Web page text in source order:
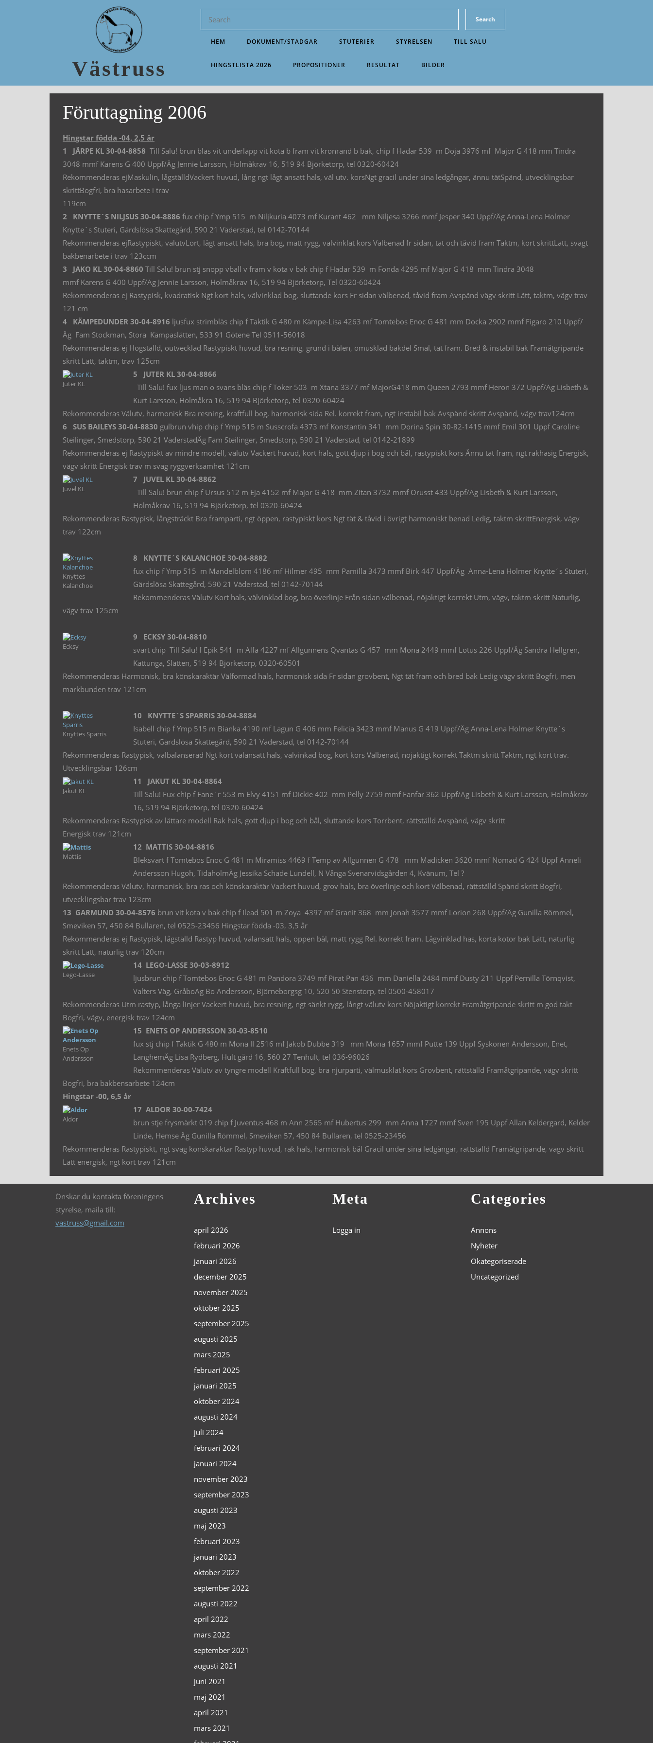
Västruss
HEM DOKUMENT/STADGAR STUTERIER STYRELSEN TILL SALU
HINGSTLISTA 2026 PROPOSITIONER RESULTAT BILDER
Föruttagning 2006
Hingstar födda -04, 2,5 år
1 JÄRPE KL 30-04-8858 Till Salu! brun bläs vit underläpp vit kota b fram vit kronrand b bak, chip f Hadar 539 m Doja 3976 mf Major G 418 mm Tindra
3048 mmf Karens G 400 Uppf/Äg Jennie Larsson, Holmåkrav 16, 519 94 Björketorp, tel 0320-60424
Rekommenderas ejMaskulin, lågställdVackert huvud, lång ngt lågt ansatt hals, väl utv. korsNgt gracil under sina ledgångar, ännu tätSpänd, utvecklingsbar
skrittBogfri, bra hasarbete i trav
119cm
2 KNYTTE´S NILJSUS 30-04-8886 fux chip f Ymp 515 m Niljkuria 4073 mf Kurant 462 mm Niljesa 3266 mmf Jesper 340 Uppf/Äg Anna-Lena Holmer
Knytte´s Stuteri, Gärdslösa Skattegård, 590 21 Väderstad, tel 0142-70144
Rekommenderas ejRastypiskt, välutvLort, lågt ansatt hals, bra bog, matt rygg, välvinklat kors Välbenad fr sidan, tät och tåvid fram Taktm, kort skrittLätt, svagt
bakbenarbete i trav 123ccm
3 JAKO KL 30-04-8860 Till Salu! brun stj snopp vball v fram v kota v bak chip f Hadar 539 m Fonda 4295 mf Major G 418 mm Tindra 3048
mmf Karens G 400 Uppf/Äg Jennie Larsson, Holmåkrav 16, 519 94 Björketorp, Tel 0320-60424
Rekommenderas ej Rastypisk, kvadratisk Ngt kort hals, välvinklad bog, sluttande kors Fr sidan välbenad, tåvid fram Avspänd vägv skritt Lätt, taktm, vägv trav
121 cm
4 KÄMPEDUNDER 30-04-8916 ljusfux strimbläs chip f Taktik G 480 m Kämpe-Lisa 4263 mf Tomtebos Enoc G 481 mm Docka 2902 mmf Figaro 210 Uppf/
Äg Fam Stockman, Stora Kämpaslätten, 533 91 Götene Tel 0511-56018
Rekommenderas ej Högställd, outvecklad Rastypiskt huvud, bra resning, grund i bålen, omusklad bakdel Smal, tät fram. Bred & instabil bak Framåtgripande
skritt Lätt, taktm, trav 125cm
Juter KL
5 JUTER KL 30-04-8866
Till Salu! fux ljus man o svans bläs chip f Toker 503 m Xtana 3377 mf MajorG418 mm Queen 2793 mmf Heron 372 Uppf/Äg Lisbeth &
Kurt Larsson, Holmåkra 16, 519 94 Björketorp, tel 0320-60424
Rekommenderas Välutv, harmonisk Bra resning, kraftfull bog, harmonisk sida Rel. korrekt fram, ngt instabil bak Avspänd skritt Avspänd, vägv trav124cm
6 SUS BAILEYS 30-04-8830 gulbrun vhip chip f Ymp 515 m Susscrofa 4373 mf Konstantin 341 mm Dorina Spin 30-82-1415 mmf Emil 301 Uppf Caroline
Steilinger, Smedstorp, 590 21 VäderstadÄg Fam Steilinger, Smedstorp, 590 21 Väderstad, tel 0142-21899
Rekommenderas ej Rastypiskt av mindre modell, välutv Vackert huvud, kort hals, gott djup i bog och bål, rastypiskt kors Ännu tät fram, ngt rakhasig Energisk,
vägv skritt Energisk trav m svag ryggverksamhet 121cm
Juvel KL
7 JUVEL KL 30-04-8862
Till Salu! brun chip f Ursus 512 m Eja 4152 mf Major G 418 mm Zitan 3732 mmf Orusst 433 Uppf/Äg Lisbeth & Kurt Larsson,
Holmåkrav 16, 519 94 Björketorp, tel 0320-60424
Rekommenderas Rastypisk, långsträckt Bra framparti, ngt öppen, rastypiskt kors Ngt tät & tåvid i övrigt harmoniskt benad Ledig, taktm skrittEnergisk, vägv
trav 122cm
Knyttes
Kalanchoe
8 KNYTTE´S KALANCHOE 30-04-8882
fux chip f Ymp 515 m Mandelblom 4186 mf Hilmer 495 mm Pamilla 3473 mmf Birk 447 Uppf/Äg Anna-Lena Holmer Knytte´s Stuteri,
Gärdslösa Skattegård, 590 21 Väderstad, tel 0142-70144
Rekommenderas Välutv Kort hals, välvinklad bog, bra överlinje Från sidan välbenad, nöjaktigt korrekt Utm, vägv, taktm skritt Naturlig,
vägv trav 125cm
Ecksy
9 ECKSY 30-04-8810
svart chip Till Salu! f Epik 541 m Alfa 4227 mf Allgunnens Qvantas G 457 mm Mona 2449 mmf Lotus 226 Uppf/Äg Sandra Hellgren,
Kattunga, Slätten, 519 94 Björketorp, 0320-60501
Rekommenderas Harmonisk, bra könskaraktär Välformad hals, harmonisk sida Fr sidan grovbent, Ngt tät fram och bred bak Ledig vägv skritt Bogfri, men
markbunden trav 121cm
Knyttes Sparris
10 KNYTTE´S SPARRIS 30-04-8884
Isabell chip f Ymp 515 m Bianka 4190 mf Lagun G 406 mm Felicia 3423 mmf Manus G 419 Uppf/Äg Anna-Lena Holmer Knytte´s
Stuteri, Gärdslösa Skattegård, 590 21 Väderstad, tel 0142-70144
Rekommenderas Rastypisk, välbalanserad Ngt kort välansatt hals, välvinkad bog, kort kors Välbenad, nöjaktigt korrekt Taktm skritt Taktm, ngt kort trav.
Utvecklingsbar 126cm
Jakut KL
11 JAKUT KL 30-04-8864
Till Salu! Fux chip f Fane´r 553 m Elvy 4151 mf Dickie 402 mm Pelly 2759 mmf Fanfar 362 Uppf/Äg Lisbeth & Kurt Larsson, Holmåkrav
16, 519 94 Björketorp, tel 0320-60424
Rekommenderas Rastypisk av lättare modell Rak hals, gott djup i bog och bål, sluttande kors Torrbent, rättställd Avspänd, vägv skritt
Energisk trav 121cm
Mattis
12 MATTIS 30-04-8816
Bleksvart f Tomtebos Enoc G 481 m Miramiss 4469 f Temp av Allgunnen G 478 mm Madicken 3620 mmf Nomad G 424 Uppf Anneli
Andersson Hugoh, TidaholmÄg Jessika Schade Lundell, N Vånga Svenarvidsgården 4, Kvänum, Tel ?
Rekommenderas Välutv, harmonisk, bra ras och könskaraktär Vackert huvud, grov hals, bra överlinje och kort Välbenad, rättställd Spänd skritt Bogfri,
utvecklingsbar trav 123cm
13 GARMUND 30-04-8576 brun vit kota v bak chip f Ilead 501 m Zoya 4397 mf Granit 368 mm Jonah 3577 mmf Lorion 268 Uppf/Äg Gunilla Römmel,
Smeviken 57, 450 84 Bullaren, tel 0525-23456 Hingstar födda -03, 3,5 år
Rekommenderas ej Rastypisk, lågställd Rastyp huvud, välansatt hals, öppen bål, matt rygg Rel. korrekt fram. Lågvinklad has, korta kotor bak Lätt, naturlig
skritt Lätt, naturlig trav 120cm
Lego-Lasse
14 LEGO-LASSE 30-03-8912
ljusbrun chip f Tomtebos Enoc G 481 m Pandora 3749 mf Pirat Pan 436 mm Daniella 2484 mmf Dusty 211 Uppf Pernilla Törnqvist,
Valters Väg, GråboÄg Bo Andersson, Björneborgsg 10, 520 50 Stenstorp, tel 0500-458017
Rekommenderas Utm rastyp, långa linjer Vackert huvud, bra resning, ngt sänkt rygg, långt välutv kors Nöjaktigt korrekt Framåtgripande skritt m god takt
Bogfri, vägv, energisk trav 124cm
Enets Op
Andersson
15 ENETS OP ANDERSSON 30-03-8510
fux stj chip f Taktik G 480 m Mona II 2516 mf Jakob Dubbe 319 mm Mona 1657 mmf Putte 139 Uppf Syskonen Andersson, Enet,
LänghemÄg Lisa Rydberg, Hult gård 16, 560 27 Tenhult, tel 036-96026
Rekommenderas Välutv av tyngre modell Kraftfull bog, bra njurparti, välmusklat kors Grovbent, rättställd Framåtgripande, vägv skritt
Bogfri, bra bakbensarbete 124cm
Hingstar -00, 6,5 år
Aldor
17 ALDOR 30-00-7424
brun stje frysmärkt 019 chip f Juventus 468 m Ann 2565 mf Hubertus 299 mm Anna 1727 mmf Sven 195 Uppf Allan Keldergard, Kelder
Linde, Hemse Äg Gunilla Römmel, Smeviken 57, 450 84 Bullaren, tel 0525-23456
Rekommenderas Rastypiskt, ngt svag könskaraktär Rastyp huvud, rak hals, harmonisk bål Gracil under sina ledgångar, rättställd Framåtgripande, vägv skritt
Lätt energisk, ngt kort trav 121cm
Önskar du kontakta föreningens
styrelse, maila till:
vastruss@gmail.com
Archives
april 2026
februari 2026
januari 2026
december 2025
november 2025
oktober 2025
september 2025
augusti 2025
mars 2025
februari 2025
januari 2025
oktober 2024
augusti 2024
juli 2024
februari 2024
januari 2024
november 2023
september 2023
augusti 2023
maj 2023
februari 2023
januari 2023
oktober 2022
september 2022
augusti 2022
april 2022
mars 2022
september 2021
augusti 2021
juni 2021
maj 2021
april 2021
mars 2021
Meta
Logga in
Categories
Annons
Nyheter
Okategoriserade
Uncategorized